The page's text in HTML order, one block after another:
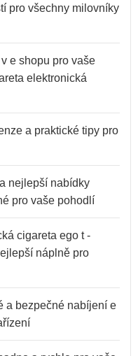
pro všechny milovníky
e shopu pro vaše
elektronická
a praktické tipy pro
nejlepší nabídky
pro vaše pohodlí
cigareta ego t -
náplně pro
a bezpečné nabíjení e